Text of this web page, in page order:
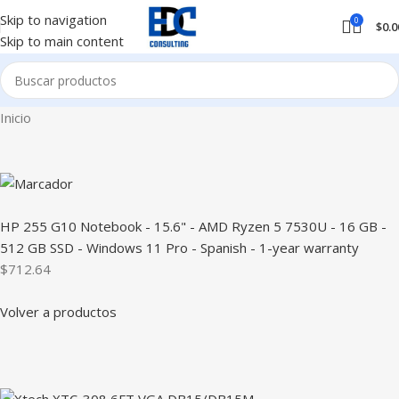
Skip to navigation
Skip to main content
0 $
Inicio
HP 255 G10 Notebook - 15.6" - AMD Ryzen 5 7530U - 16 GB -
512 GB SSD - Windows 11 Pro - Spanish - 1-year warranty
$712.64
Volver a productos